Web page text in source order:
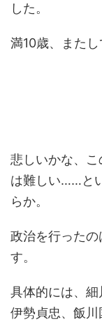
した。
満10歳、またし
悲しいかな、
は難しい……と
らか。
政治を行った
す。
具体的には、
伊勢貞忠、飯川